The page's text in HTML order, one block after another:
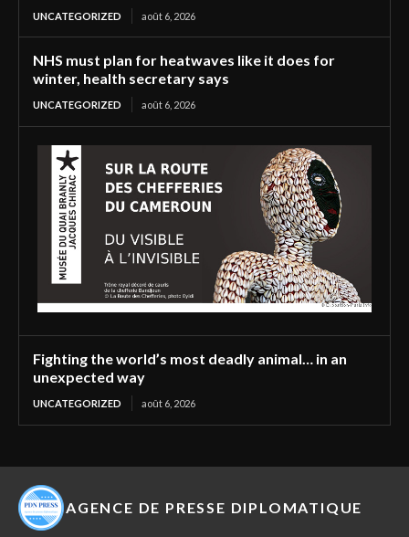
UNCATEGORIZED août 6, 2026
NHS must plan for heatwaves like it does for
winter, health secretary says
UNCATEGORIZED août 6, 2026
Fighting the world’s most deadly animal… in an
unexpected way
UNCATEGORIZED août 6, 2026
AGENCE DE PRESSE DIPLOMATIQUE